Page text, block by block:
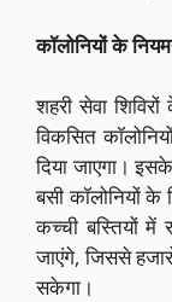
कॉलोनियों के
शहरी सेवा
विकसित
दिया जाएगा।
बसी कॉलोनियों के
कच्ची बस्तियों में
जाएंगे, जिससे
सकेगा।